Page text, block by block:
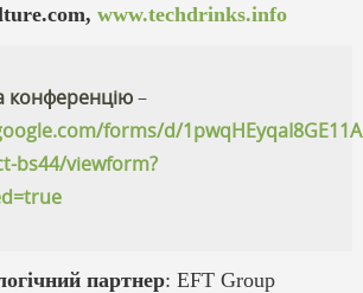
www.techdrinks.info
конференцію–
forms/d/
bs44/viewform?
партнер: EFT Group